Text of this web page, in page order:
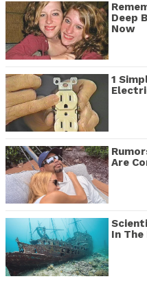
Deep
Now
1
Are
In The